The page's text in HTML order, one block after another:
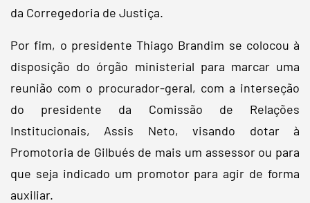
da Corregedoria de Justiça.
Por fim, o presidente Thiago Brandim se colocou à
disposição do órgão ministerial para marcar uma
reunião com o procurador-geral, com a interseção
do presidente da Comissão de Relações
Institucionais, Assis Neto, visando dotar à
Promotoria de Gilbués de mais um assessor ou para
que seja indicado um promotor para agir de forma
auxiliar.